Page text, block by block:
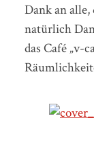
Dank an
natürlich
das Café „v-